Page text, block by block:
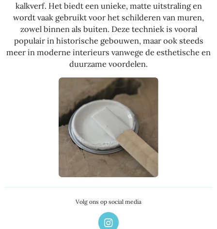
kalkverf. Het biedt een unieke, matte uitstraling en
wordt vaak gebruikt voor het schilderen van muren,
zowel binnen als buiten. Deze techniek is vooral
populair in historische gebouwen, maar ook steeds
meer in moderne interieurs vanwege de esthetische en
duurzame voordelen.
Volg ons op social media
I